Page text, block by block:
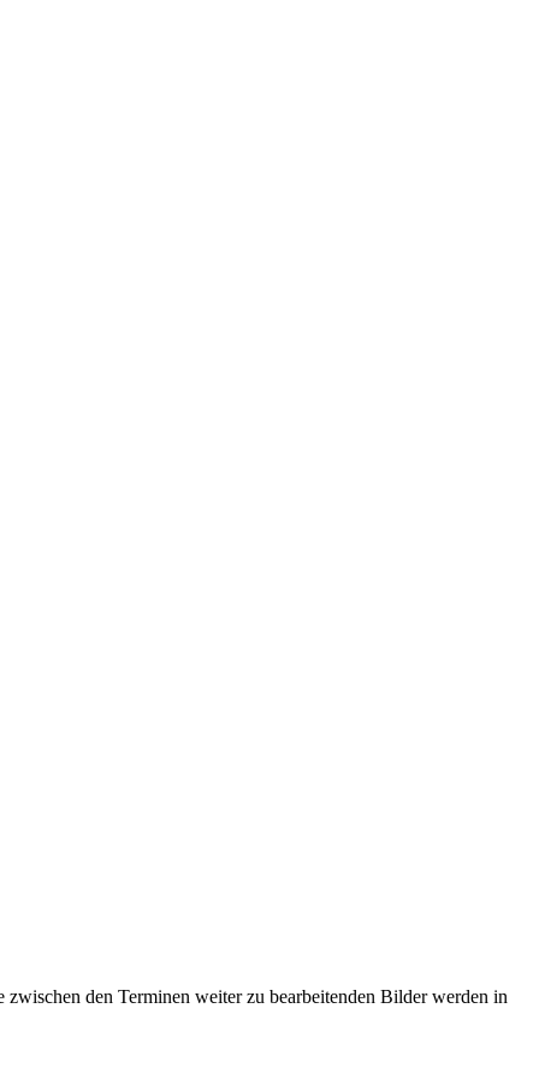
den Terminen weiter zu bearbeitenden Bilder werden in